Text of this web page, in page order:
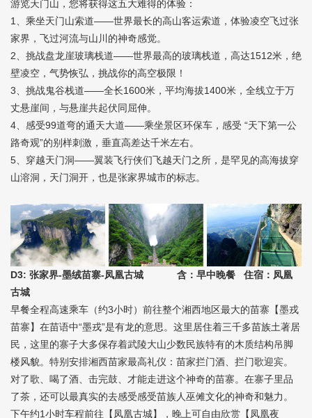
游览天门山，您将获得这五大难得的体验：
1、乘坐天门山索道——世界最长的高山客运索道，体验凌空飞过张
家界，飞过河流与山川的神奇感觉。
2、挑战盘龙崖玻璃栈道——世界最高的玻璃栈道，高达1512米，绝
壁凌空，气势恢弘，挑战你的高空极限！
3、挑战鬼谷栈道——全长1600米，平均海拔1400米，全线立于万
丈悬崖间，与悬崖共起伏同屈伸。
4、感受99道弯的通天大道——乘坐景区环保车，感受 “天下第一公
路奇观”的别样刺激，垂直高差达千米左右。
5、穿越天门洞——翼装飞行侠们飞越天门之所，是罕见的高海拔穿
山溶洞，天门洞开，也是张家界城市的标志。
D3: 张家界-墨绒苗寨-凤凰古城 含：早中晚餐 住宿：凤凰
古城
早餐全程高速乘车（约3小时）前往整个湘西地区最大的苗寨【墨戎
苗寨】在苗语中“墨戎”是有龙的意思。这里居住着三千多苗族土著居
民，这里的寨子大多保存着武陵大山少数民族特有的木质结构吊脚
楼风貌。特别安排湘西苗家最高礼仪：苗家拦门酒、拦门歌迎宾。
对了歌、喝了酒、击完鼓、才能走进这个神奇的苗寨。在寨子里品
了茶，还可以最真实的去感受感受苗族人巫傩文化的神奇和魅力。
下午约1小时车程前往【凤凰古城】，晚上可自由欣赏【凤凰夜